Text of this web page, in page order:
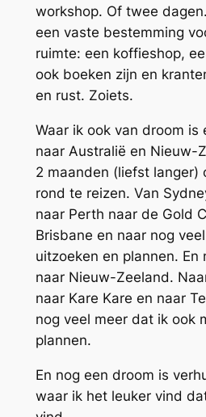
workshop. Of twee
een vaste bestemming
ruimte: een koffieshop,
ook boeken zijn en
en rust. Zoiets.
Waar ik ook van droom is
naar Australië en Nieuw-
2 maanden (liefst langer)
rond te reizen. Van
naar Perth naar de Gold
Brisbane en naar nog
uitzoeken en plannen. En
naar Nieuw-Zeeland.
naar Kare Kare en naar
nog veel meer dat ik ook
plannen.
En nog een droom is
waar ik het leuker vind